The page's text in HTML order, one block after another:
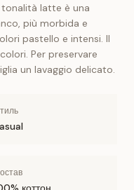
latte è una
più morbida e
pastello e intensi. Il
Per preservare
un lavaggio delicato.